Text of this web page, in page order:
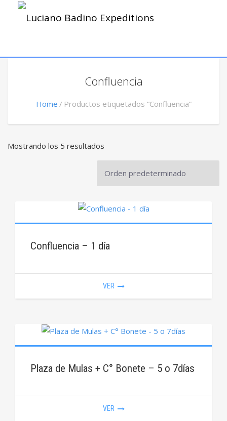
Confluencia
Home Productos etiquetados “Confluencia”
Mostrando los 5 resultados
Confluencia – 1 día
VER
Plaza de Mulas + C° Bonete – 5 o 7días
VER